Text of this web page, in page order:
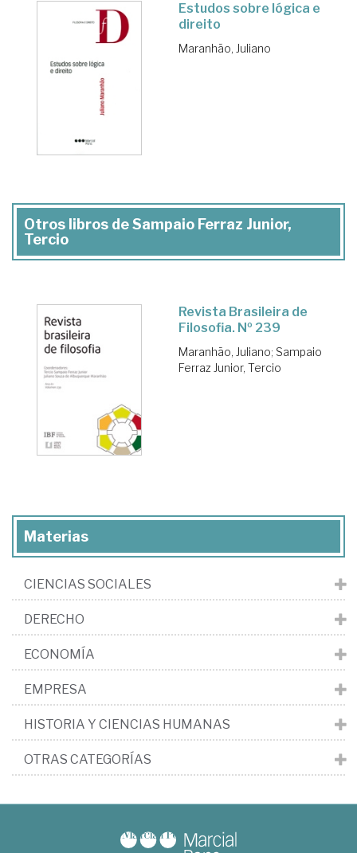
Estudos sobre lógica e
direito
Maranhão, Juliano
Otros libros de Sampaio Ferraz Junior,
Tercio
Revista Brasileira de
Filosofia. Nº 239
Maranhão, Juliano; Sampaio
Ferraz Junior, Tercio
Materias
CIENCIAS SOCIALES
DERECHO
ECONOMÍA
EMPRESA
HISTORIA Y CIENCIAS HUMANAS
OTRAS CATEGORÍAS